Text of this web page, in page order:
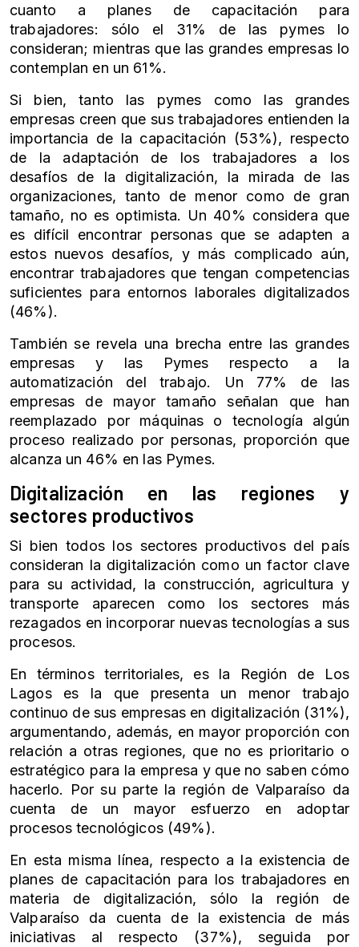
cuanto a planes de capacitación para
trabajadores: sólo el 31% de las pymes lo
consideran; mientras que las grandes empresas lo
contemplan en un 61%.
Si bien, tanto las pymes como las grandes
empresas creen que sus trabajadores entienden la
importancia de la capacitación (53%), respecto
de la adaptación de los trabajadores a los
desafíos de la digitalización, la mirada de las
organizaciones, tanto de menor como de gran
tamaño, no es optimista. Un 40% considera que
es difícil encontrar personas que se adapten a
estos nuevos desafíos, y más complicado aún,
encontrar trabajadores que tengan competencias
suficientes para entornos laborales digitalizados
(46%).
También se revela una brecha entre las grandes
empresas y las Pymes respecto a la
automatización del trabajo. Un 77% de las
empresas de mayor tamaño señalan que han
reemplazado por máquinas o tecnología algún
proceso realizado por personas, proporción que
alcanza un 46% en las Pymes.
Digitalización en las regiones y
sectores productivos
Si bien todos los sectores productivos del país
consideran la digitalización como un factor clave
para su actividad, la construcción, agricultura y
transporte aparecen como los sectores más
rezagados en incorporar nuevas tecnologías a sus
procesos.
En términos territoriales, es la Región de Los
Lagos es la que presenta un menor trabajo
continuo de sus empresas en digitalización (31%),
argumentando, además, en mayor proporción con
relación a otras regiones, que no es prioritario o
estratégico para la empresa y que no saben cómo
hacerlo. Por su parte la región de Valparaíso da
cuenta de un mayor esfuerzo en adoptar
procesos tecnológicos (49%).
En esta misma línea, respecto a la existencia de
planes de capacitación para los trabajadores en
materia de digitalización, sólo la región de
Valparaíso da cuenta de la existencia de más
iniciativas al respecto (37%), seguida por